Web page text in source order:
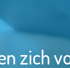
zich